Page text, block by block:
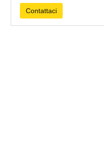
Contattaci